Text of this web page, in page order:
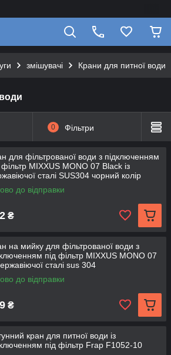
змішувачі Крани для питної води
0 Фільтри
для фільтрованої води з підключенням
фільтр MIXXUS MONO 07 Black із
сталі SUS304 чорний колір
до відправки
₴
на мийку для фільтрованої води з
під фільтр MIXXUS MONO 07
сталі sus 304
до відправки
₴
кран для питної води із
під фільтр Frap F1052-10